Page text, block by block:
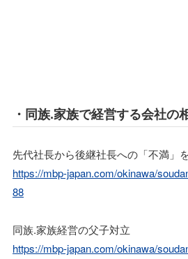
・同族.家族で経営する会社の
先代社長から後継社長への「不満」
https://mbp-japan.com/okinawa/
88
同族.家族経営の父子対立
https://mbp-japan.com/okinawa/